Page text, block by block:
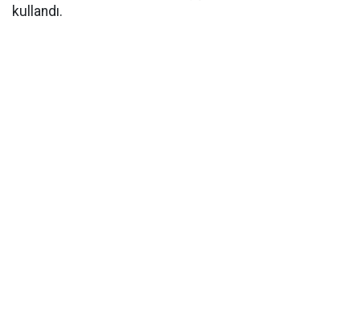
kullandı.